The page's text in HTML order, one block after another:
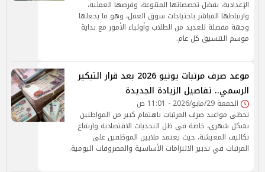
الإعدادية، بفضل تخصصاتها المتنوعة، وفرصها العملية،
وارتباطها المباشر باحتياجات سوق العمل، وهو ما يجعلها
وجهة مفضلة للعديد من الطلاب وأولياء الأمور مع بداية
موسم التنسيق كل عام.
موعد صرف مرتبات يونيو 2026 بعد قرار التبكير
الرسمي.. تفاصيل الزيادة الجديدة
الجمعة 29/مايو/2026 - 11:01 ص
تحظى مواعيد صرف المرتبات باهتمام كبير من المواطنين
بشكل شهري، خاصة في ظل التحديات الاقتصادية وارتفاع
تكاليف المعيشة، حيث يعتمد ملايين الموظفين على
المرتبات في تدبير الالتزامات الأساسية والمصروفات اليومية.